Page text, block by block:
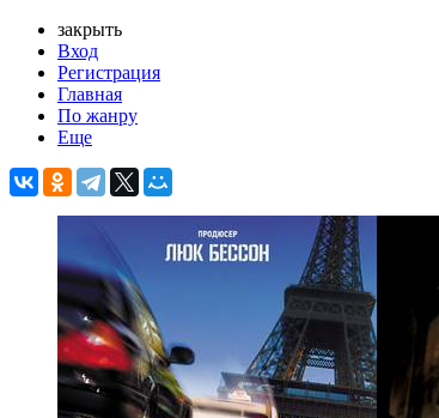
закрыть
Вход
Регистрация
Главная
По жанру
Еще